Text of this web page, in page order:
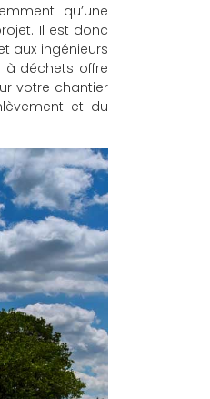
qu’une
Il est donc
aux ingénieurs
à déchets offre
votre chantier
et du